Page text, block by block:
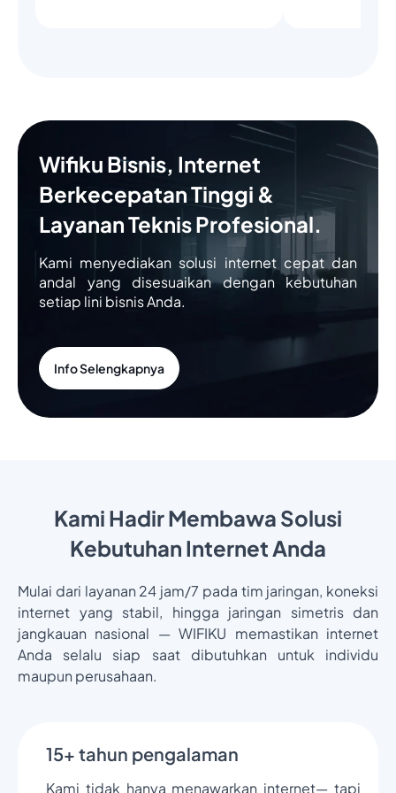
Wifiku Bisnis, Internet
Berkecepatan Tinggi &
Layanan Teknis Profesional.
Kami menyediakan solusi internet cepat dan
andal yang disesuaikan dengan kebutuhan
setiap lini bisnis Anda.
Info Selengkapnya
Kami Hadir Membawa Solusi
Kebutuhan Internet Anda
Mulai dari layanan 24 jam/7 pada tim jaringan, koneksi
internet yang stabil, hingga jaringan simetris dan
jangkauan nasional — WIFIKU memastikan internet
Anda selalu siap saat dibutuhkan untuk individu
maupun perusahaan.
15+ tahun pengalaman
Kami tidak hanya menawarkan internet— tapi